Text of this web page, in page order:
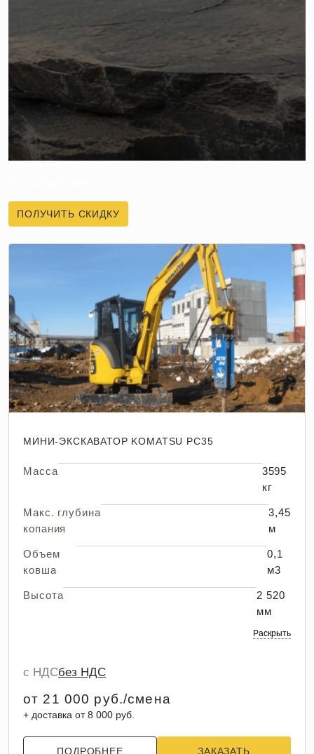
ПОЛУЧИТЬ СКИДКУ
МИНИ-ЭКСКАВАТОР KOMATSU PC35
Масса
3595
кг
Макс. глубина
копания
3,45
м
Объем
ковша
0,1
м3
Высота
2 520
мм
Раскрыть
с НДСбез НДС
от 21 000 руб./смена
+ доставка от 8 000 руб.
ПОДРОБНЕЕ ЗАКАЗАТЬ